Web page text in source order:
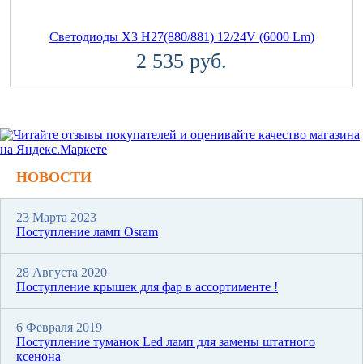
Светодиоды X3 H27(880/881) 12/24V (6000 Lm)
2 535 руб.
НОВОСТИ
23 Марта 2023
Поступление ламп Osram
28 Августа 2020
Поступление крышек для фар в ассортименте !
6 Февраля 2019
Поступление туманок Led ламп для замены штатного
ксенона